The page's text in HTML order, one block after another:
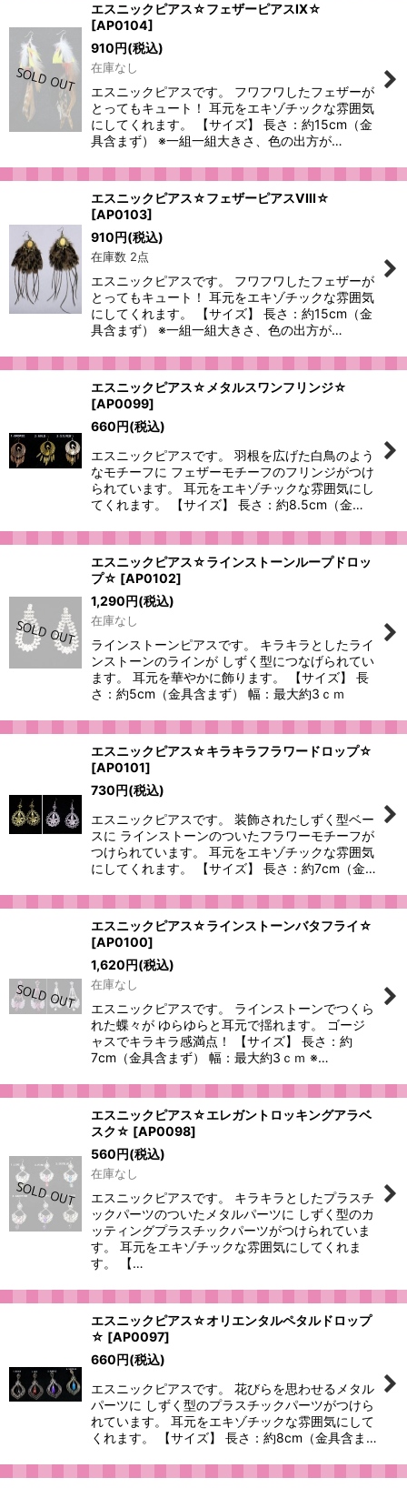
エスニックピアス☆フェザーピアスIX☆
[AP0104]
910円(税込)
在庫なし
エスニックピアスです。 フワフワしたフェザーが
とってもキュート！ 耳元をエキゾチックな雰囲気
にしてくれます。 【サイズ】 長さ：約15cm（金
具含まず） ※一組一組大きさ、色の出方が…
エスニックピアス☆フェザーピアスVIII☆
[AP0103]
910円(税込)
在庫数 2点
エスニックピアスです。 フワフワしたフェザーが
とってもキュート！ 耳元をエキゾチックな雰囲気
にしてくれます。 【サイズ】 長さ：約15cm（金
具含まず） ※一組一組大きさ、色の出方が…
エスニックピアス☆メタルスワンフリンジ☆
[AP0099]
660円(税込)
エスニックピアスです。 羽根を広げた白鳥のよう
なモチーフに フェザーモチーフのフリンジがつけ
られています。 耳元をエキゾチックな雰囲気にし
てくれます。 【サイズ】 長さ：約8.5cm（金…
エスニックピアス☆ラインストーンループドロッ
プ☆ [AP0102]
1,290円(税込)
在庫なし
ラインストーンピアスです。 キラキラとしたライ
ンストーンのラインが しずく型につなげられてい
ます。 耳元を華やかに飾ります。 【サイズ】 長
さ：約5cm（金具含まず） 幅：最大約3ｃｍ
エスニックピアス☆キラキラフラワードロップ☆
[AP0101]
730円(税込)
エスニックピアスです。 装飾されたしずく型ベー
スに ラインストーンのついたフラワーモチーフが
つけられています。 耳元をエキゾチックな雰囲気
にしてくれます。 【サイズ】 長さ：約7cm（金…
エスニックピアス☆ラインストーンバタフライ☆
[AP0100]
1,620円(税込)
在庫なし
エスニックピアスです。 ラインストーンでつくら
れた蝶々が ゆらゆらと耳元で揺れます。 ゴージ
ャスでキラキラ感満点！ 【サイズ】 長さ：約
7cm（金具含まず） 幅：最大約3ｃｍ ※…
エスニックピアス☆エレガントロッキングアラベ
スク☆ [AP0098]
560円(税込)
在庫なし
エスニックピアスです。 キラキラとしたプラスチ
ックパーツのついたメタルパーツに しずく型のカ
ッティングプラスチックパーツがつけられていま
す。 耳元をエキゾチックな雰囲気にしてくれま
す。 【…
エスニックピアス☆オリエンタルペタルドロップ
☆ [AP0097]
660円(税込)
エスニックピアスです。 花びらを思わせるメタル
パーツに しずく型のプラスチックパーツがつけら
れています。 耳元をエキゾチックな雰囲気にして
くれます。 【サイズ】 長さ：約8cm（金具含ま…